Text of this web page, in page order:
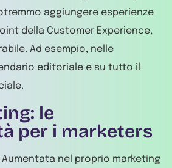
aggiungere esperienze
della Customer Experience,
Ad esempio, nelle
editoriale e su tutto il
le
per i marketers
Aumentata nel proprio marketing